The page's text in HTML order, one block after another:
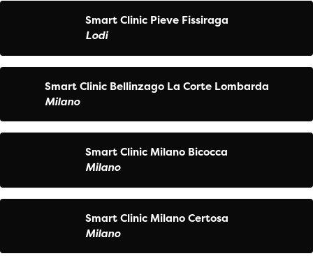
Smart Clinic Pieve Fissiraga
Lodi
Smart Clinic Bellinzago La Corte Lombarda
Milano
Smart Clinic Milano Bicocca
Milano
Smart Clinic Milano Certosa
Milano